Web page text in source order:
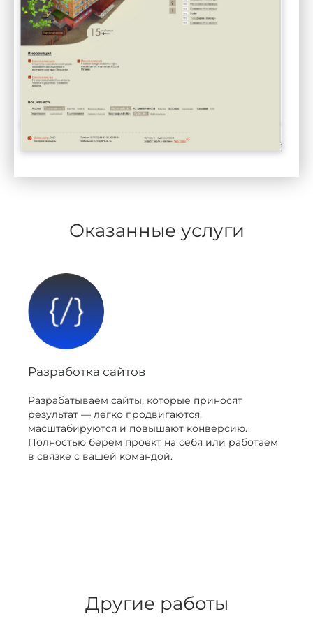
Оказанные услуги
Разработка сайтов
Разрабатываем сайты, которые приносят
результат — легко продвигаются,
масштабируются и повышают конверсию.
Полностью берём проект на себя или работаем
в связке с вашей командой.
Другие работы